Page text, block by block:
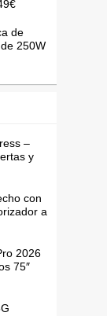
de
250W
–
y
con
a
2026
75″